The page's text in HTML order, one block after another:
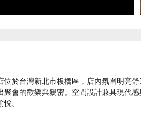
位於台灣新北市板橋區，店內氛圍明亮
聚會的歡樂與親密。空間設計兼具現代
。